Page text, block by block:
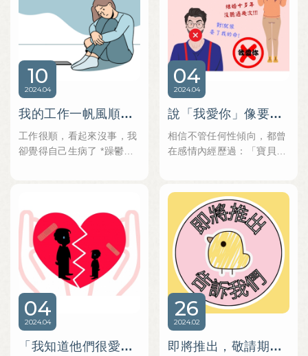
不會有明顯改變。
例如：受家暴或關係暴力的
女性，如果壓力源無法改
善，甚至認同暴力是一定程
度對自己的重視（恐怖情人
中常發生），那諮商中心理
師會先以穩定情緒為主，探
索為什麼這麼痛苦還不離開
的原因，若是這個原因很重
要，例如：如果我沒有憂鬱
甚至討厭整個世界，想毀掉
一切，到底怎麼了呢？
10
04
2024
我的工作一帆風順，但我卻得了躁鬱症
工作很順，看起來沒事，我
卻覺得自己生病了 *躁鬱症
話說就是一下子覺得人沒
事，一下子又難過到想不
開。 「躁」的時候會精神很
好，整個人充滿希望感很正
向，覺得凡事都是讓自己成
長的考驗，撐過去就是自己
的！但事情處理完後就容易
變成「鬱」的狀態， ​​​​​​​覺得一
切的事都沒意義，人生充滿
無奈與委屈，完全失去生活
04
04
2024
說「我愛你」像要了他們的命一樣？一句話有這麼困難嗎？聊聊感情中最致命的咒語「說不出的我愛你」
相信不管任何性傾向，都曾
在感情內經歷過：「寶貝~~
禮貌，最後轉為不解與憤
怒，甚至沒事好好的卻弄得
吵起架來！說一句「我愛
你」這麼困難嗎？對！就像
要了它們的命一樣。
「他是不是其實沒有很愛
我？」
「他沒辦法為了我說嗎？」
「這麼簡單都不願意…這個
人真的有重視我嗎？」
在撒嬌無償後不免失落開始
04
04
2024
「我知道他們很愛我，但其實我感覺不到…」越親近越感到孤單甚至想逃開，或許你心中有個「內在孤兒」。「這不是你的錯，不要再責備自己。」
26
02
2024
即將推出，敬請期待！也邀請您留言說出您想聽的主題~讓我們忙不完!!!???(咦?